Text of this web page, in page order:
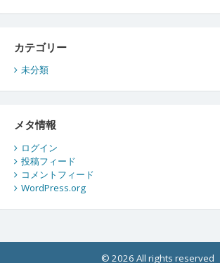
カテゴリー
未分類
メタ情報
ログイン
投稿フィード
コメントフィード
WordPress.org
© 2026 All rights reserved